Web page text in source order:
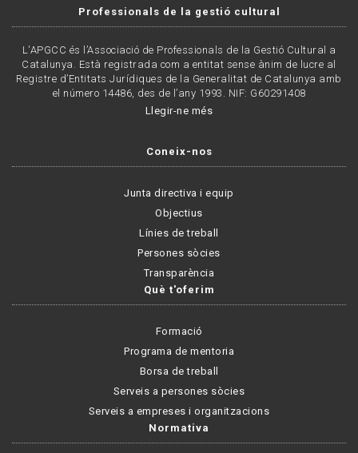
Professionals de la gestió cultural
L'APGCC és l’Associació de Professionals de la Gestió Cultural a
Catalunya. Està registrada com a entitat sense ànim de lucre al
Registre d’Entitats Jurídiques de la Generalitat de Catalunya amb
el número 14486, des de l’any 1993. NIF: G60291408
Llegir-ne més
Coneix-nos
Junta directiva i equip
Objectius
Línies de treball
Persones sòcies
Transparència
Què t'oferim
Formació
Programa de mentoria
Borsa de treball
Serveis a persones sòcies
Serveis a empreses i organitzacions
Normativa